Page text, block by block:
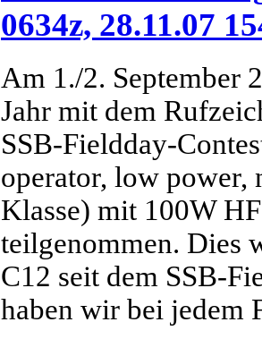
0634z, 28.11.07
Am 1./2. September
Jahr mit dem
SSB-Fieldday-
operator, low power,
Klasse) mit 100W
teilgenommen. Dies
C12 seit dem SSB-
haben wir bei jedem